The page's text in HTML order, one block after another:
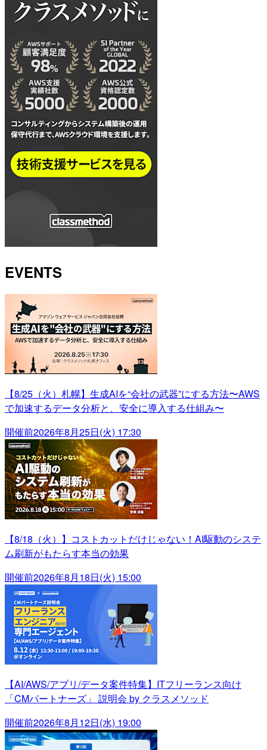
EVENTS
【8/25（火）札幌】生成AIを“会社の武器”にする方法〜AWS
で加速するデータ分析と、安全に導入する仕組み〜
開催前2026年8月25日(火) 17:30
【8/18（火）】コストカットだけじゃない！AI駆動のシステ
ム刷新がもたらす本当の効果
開催前2026年8月18日(火) 15:00
【AI/AWS/アプリ/データ案件特集】ITフリーランス向け
「CMパートナーズ」 説明会 by クラスメソッド
開催前2026年8月12日(水) 19:00